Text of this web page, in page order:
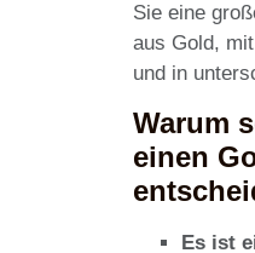
Sie eine
aus Gold,
und in
Warum
einen
Es ist